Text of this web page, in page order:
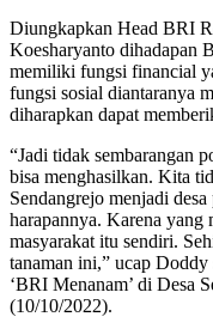
Diungkapkan Head BRI
Koesharyanto dihadapan
memiliki fungsi financial
fungsi sosial diantaranya
diharapkan dapat
“Jadi tidak sembarangan
bisa menghasilkan. Kita
Sendangrejo menjadi
harapannya. Karena yang
masyarakat itu sendiri.
tanaman ini,” ucap Doddy
‘BRI Menanam’ di Desa
(10/10/2022).